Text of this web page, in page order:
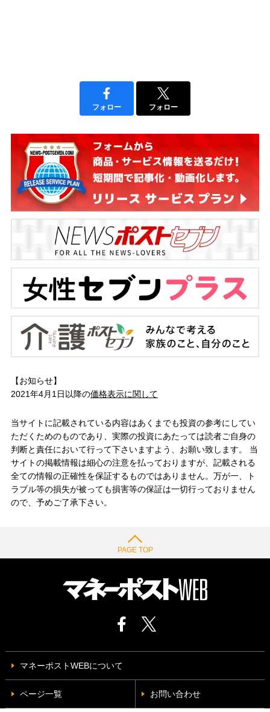
フォロー フォロー
【お知らせ】
2021年4月1日以降の価格表示に関して
当サイトに記載されている内容はあくまでも投資の参考にしてい
ただくためのものであり、実際の投資にあたっては読者ご自身の
判断と責任において行って下さいますよう、お願い致します。 当
サイトの掲載情報は細心の注意を払っておりますが、記載される
全ての情報の正確性を保証するものではありません。万が一、ト
ラブル等の損失が被っても損害等の保証は一切行っておりません
ので、予めご了承下さい。
PAGE TOP
マネーポストWEBについて
ページ一覧 お問い合わせ